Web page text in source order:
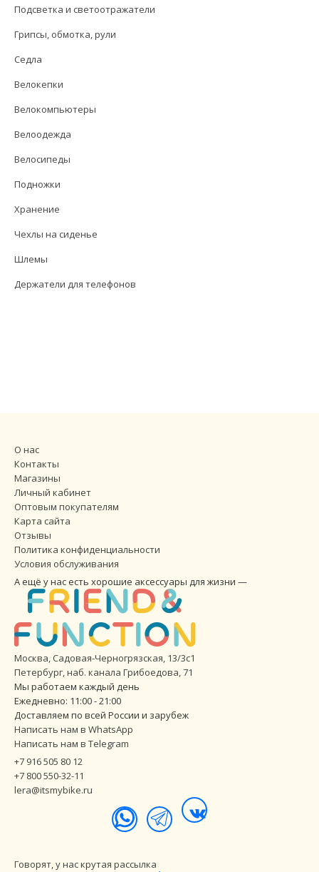
Подсветка и светоотражатели
Грипсы, обмотка, рули
Седла
Велокепки
Велокомпьютеры
Велоодежда
Велосипеды
Подножки
Хранение
Чехлы на сиденье
Шлемы
Держатели для телефонов
О нас
Контакты
Магазины
Личный кабинет
Оптовым покупателям
Карта сайта
Отзывы
Политика конфиденциальности
Условия обслуживания
А ещё у нас есть хорошие аксессуары для жизни —
Москва, Садовая-Черногрязская, 13/3с1
Петербург,наб. канала Грибоедова, 71
Мы работаем каждый день
Ежедневно: 11:00 - 21:00
Доставляем по всей России и зарубеж
Написать нам в WhatsApp
Написать нам в Telegram
+7 916 505 80 12
+7 800 550-32-11
lera@itsmybike.ru
Говорят, у нас крутая рассылка